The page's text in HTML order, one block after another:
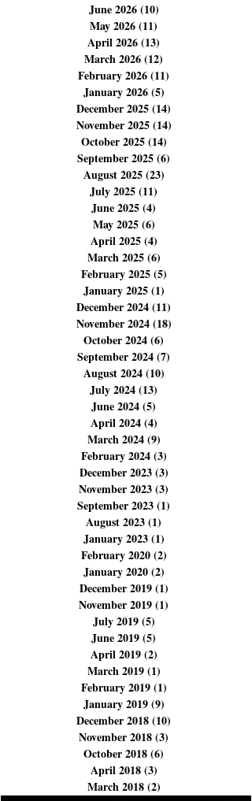
Archives
August 2026 (8)
July 2026 (22)22 posts
June 2026(10)10 posts
May 2026(11)11 posts
April 2026(13)13 posts
March 2026(12)12 posts
February 2026 (11)11 posts
January 2026 (5)5 posts
December 2025(14)
November 2025(14)
October 2025 (14)
September 2025
August 2025(23)
July 2025(11)
June 2025(4)4 posts
May 2025(6)6 posts
April 2025(4)4 posts
March 2025(6)6 posts
February 2025 (5)5 posts
January 2025 (1)
December 2024(11)
November 2024(18)
October 2024(6)
September 2024
August 2024 (10)
July 2024(13)13 posts
June 2024(5)5 posts
April 2024(4)4 posts
March 2024(9)9 posts
February 2024(3)3 posts
December 2023(3)
November 2023 (3)
September 2023 (1)
August 2023 (1)1 post
January 2023(1)1 post
February 2020 (2)2 posts
January 2020(2)
December 2019(1)
November 2019(1)
July 2019 (5)5 posts
June 2019(5)5 posts
April 2019(2)2 posts
March 2019(1)1 post
February 2019 (1)1 post
January 2019 (9)
December 2018(10)
November 2018(3)3 posts